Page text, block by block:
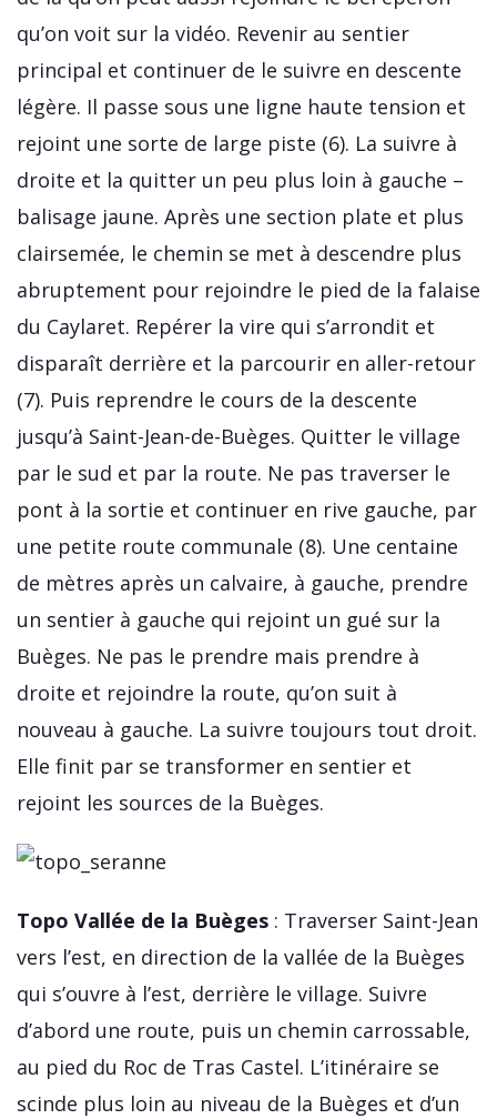
qu’on voit sur la vidéo. Revenir au sentier
principal et continuer de le suivre en descente
légère. Il passe sous une ligne haute tension et
rejoint une sorte de large piste (6). La suivre à
droite et la quitter un peu plus loin à gauche –
balisage jaune. Après une section plate et plus
clairsemée, le chemin se met à descendre plus
abruptement pour rejoindre le pied de la falaise
du Caylaret. Repérer la vire qui s’arrondit et
disparaît derrière et la parcourir en aller-retour
(7). Puis reprendre le cours de la descente
jusqu’à Saint-Jean-de-Buèges. Quitter le village
par le sud et par la route. Ne pas traverser le
pont à la sortie et continuer en rive gauche, par
une petite route communale (8). Une centaine
de mètres après un calvaire, à gauche, prendre
un sentier à gauche qui rejoint un gué sur la
Buèges. Ne pas le prendre mais prendre à
droite et rejoindre la route, qu’on suit à
nouveau à gauche. La suivre toujours tout droit.
Elle finit par se transformer en sentier et
rejoint les sources de la Buèges.
Topo Vallée de la Buèges : Traverser Saint-Jean
vers l’est, en direction de la vallée de la Buèges
qui s’ouvre à l’est, derrière le village. Suivre
d’abord une route, puis un chemin carrossable,
au pied du Roc de Tras Castel. L’itinéraire se
scinde plus loin au niveau de la Buèges et d’un